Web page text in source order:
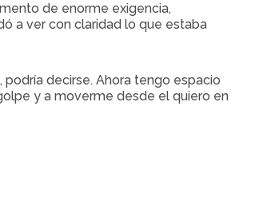
de enorme exigencia,
a ver con claridad lo que estaba
decirse. Ahora tengo espacio
y a moverme desde el quiero en